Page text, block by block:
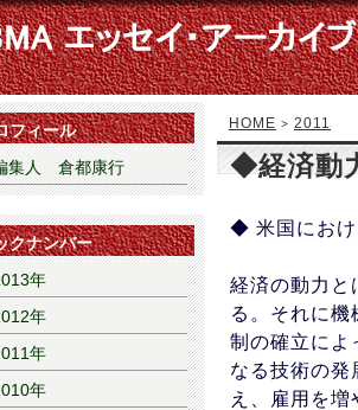
HOME > 2011
◆経済動
◆ 米国にお
経済の動力と
る。それに
制の確立によ
なる技術の発
え、雇用を
フィール
集人 倉都康行
クナンバー
年
年
年
年